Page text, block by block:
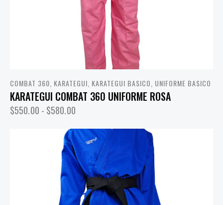
COMBAT 360 KARATEGUI KARATEGUI BASICO UNIFORME BASICO
KARATEGUI COMBAT 360 UNIFORME ROSA
$550.00 - $580.00